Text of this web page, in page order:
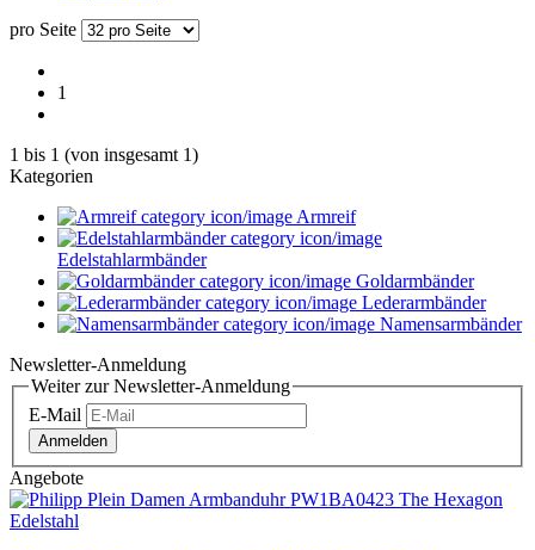
pro Seite
1
1 bis 1 (von insgesamt 1)
Kategorien
Armreif
Edelstahlarmbänder
Goldarmbänder
Lederarmbänder
Namensarmbänder
Newsletter-Anmeldung
Weiter zur Newsletter-Anmeldung
E-Mail
Anmelden
Angebote